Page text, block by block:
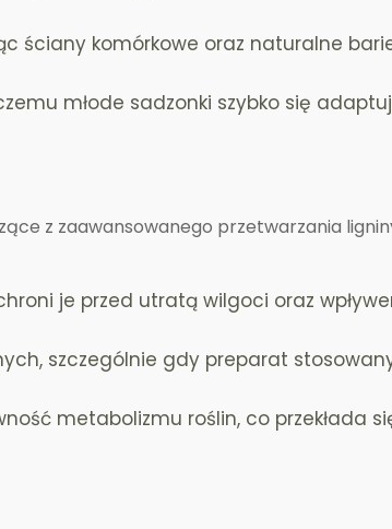
ściany komórkowe oraz naturalne
młode sadzonki szybko się
z zaawansowanego przetwarzania
je przed utratą wilgoci oraz
szczególnie gdy preparat
metabolizmu roślin, co przekłada